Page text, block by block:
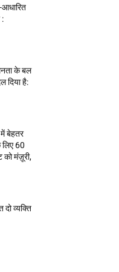
:
के बल
दिया है:
में बेहतर
60
को मंज़ूरी,
व्यक्ति